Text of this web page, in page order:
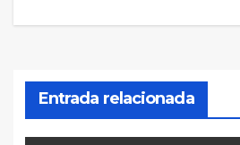
Entrada relacionada